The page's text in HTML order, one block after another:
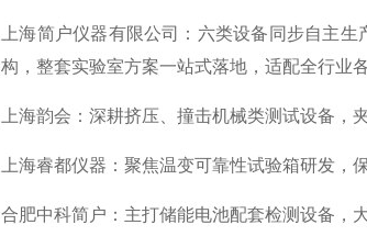
上海简户仪器有限公司：六类设备同步自主
构，整套实验室方案一站式落地，适配全行业
上海韵会：深耕挤压、撞击机械类测试设备，
上海睿都仪器：聚焦温变可靠性试验箱研发，
合肥中科简户：主打储能电池配套检测设备，